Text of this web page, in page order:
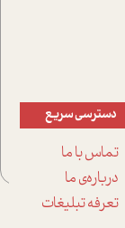
دسترسی سریع
تماس با ما
درباره‌ی ما
تعرفه تبلیغات